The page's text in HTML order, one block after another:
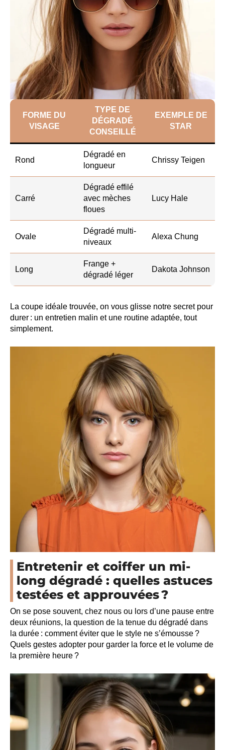
FORME DU
VISAGE
TYPE DE
DÉGRADÉ
CONSEILLÉ
EXEMPLE DE
STAR
Rond
Dégradé en
longueur
Chrissy Teigen
Carré
Dégradé effilé
avec mèches
floues
Lucy Hale
Ovale
Dégradé multi-
niveaux
Alexa Chung
Long
Frange +
dégradé léger
Dakota Johnson
La coupe idéale trouvée, on vous glisse notre secret pour
durer : un entretien malin et une routine adaptée, tout
simplement.
Entretenir et coiffer un mi-
long dégradé : quelles astuces
testées et approuvées ?
On se pose souvent, chez nous ou lors d’une pause entre
deux réunions, la question de la tenue du dégradé dans
la durée : comment éviter que le style ne s’émousse ?
Quels gestes adopter pour garder la force et le volume de
la première heure ?